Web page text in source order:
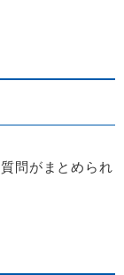
問がまとめられ